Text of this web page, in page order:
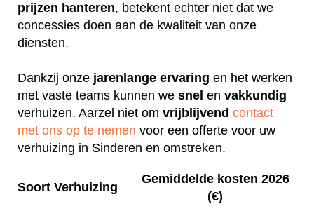
prijzen hanteren, betekent echter niet dat we
concessies doen aan de kwaliteit van onze
diensten.
Dankzij onze jarenlange ervaring en het werken
met vaste teams kunnen we snel en vakkundig
verhuizen. Aarzel niet om vrijblijvend contact
met ons op te nemen voor een offerte voor uw
verhuizing in Sinderen en omstreken.
Soort Verhuizing
Gemiddelde kosten 2026
(€)